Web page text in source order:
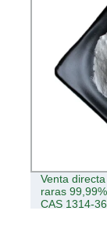
CAS 12061-
óxido de
Producción